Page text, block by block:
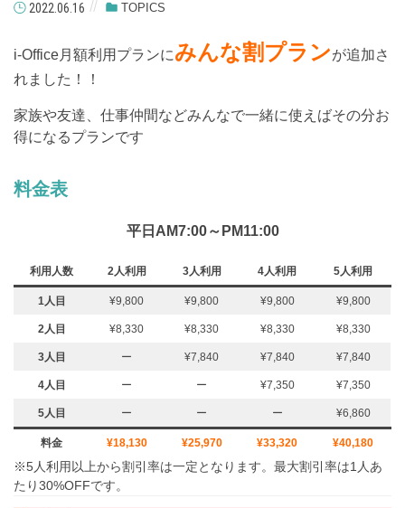
2022.06.16 TOPICS
i-Office月額利用プランにみんな割プランが追加さ
れました！！
家族や友達、仕事仲間などみんなで一緒に使えばその分お
得になるプランです
料金表
平日AM7:00～PM11:00
利用人数 2人利用 3人利用 4人利用 5人利用
1人目 ¥9,800 ¥9,800 ¥9,800 ¥9,800
2人目 ¥8,330 ¥8,330 ¥8,330 ¥8,330
3人目 ー ¥7,840 ¥7,840 ¥7,840
4人目 ー ー ¥7,350 ¥7,350
5人目 ー ー ー ¥6,860
料金 ¥18,130 ¥25,970 ¥33,320 ¥40,180
※5人利用以上から割引率は一定となります。最大割引率は1人あ
たり30%OFFです。